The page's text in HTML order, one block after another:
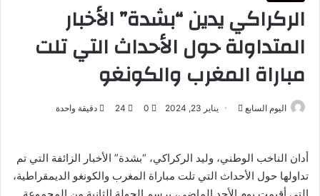
الركراكي يدين “بشدة” الأخبار
المتداولة حول الأحداث التي تلت
مباراة المغرب والكونغو
اليوم السابع
أرسل يناير 23, 2024 0
24 دقيقة واحدة
أدان الناخب الوطني، وليد الركراكي، “بشدة” الأخبار الزائفة التي تم
تداولها حول الأحداث التي تلت مباراة المغرب والكونغو الديمقراطية،